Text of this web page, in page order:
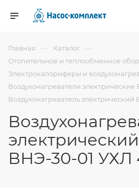
Главная — Каталог —
Отопительное и теплообменное
Электрокалориферы и
Воздухонагреватели электрические
Воздухонагреватель
электрический
ВНЭ-30-01 УХЛ